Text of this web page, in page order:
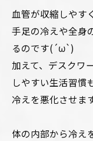
血管が収縮しやす
手足の冷えや全身
るのです(´ω`)
加えて、デスクワ
しやすい生活習慣
冷えを悪化させま
体の内部から冷え